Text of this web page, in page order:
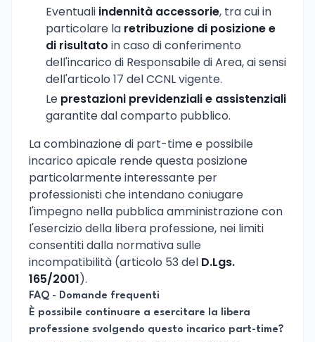
Eventuali indennità accessorie, tra cui in
particolare la retribuzione di posizione e
di risultato in caso di conferimento
dell'incarico di Responsabile di Area, ai sensi
dell'articolo 17 del CCNL vigente.
Le prestazioni previdenziali e assistenziali
garantite dal comparto pubblico.
La combinazione di part-time e possibile
incarico apicale rende questa posizione
particolarmente interessante per
professionisti che intendano coniugare
l'impegno nella pubblica amministrazione con
l'esercizio della libera professione, nei limiti
consentiti dalla normativa sulle
incompatibilità (articolo 53 del D.Lgs.
165/2001).
FAQ - Domande frequenti
È possibile continuare a esercitare la libera
professione svolgendo questo incarico part-time?